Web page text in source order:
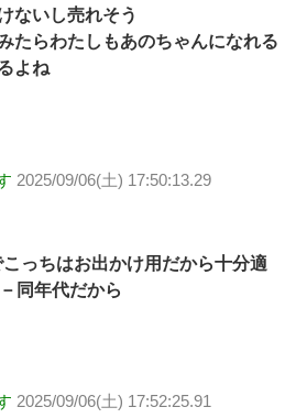
ないし売れそう
たらわたしもあのちゃんになれる
よね
2025/09/06(土) 17:50:13.29
っちはお出かけ用だから十分適
同年代だから
2025/09/06(土) 17:52:25.91